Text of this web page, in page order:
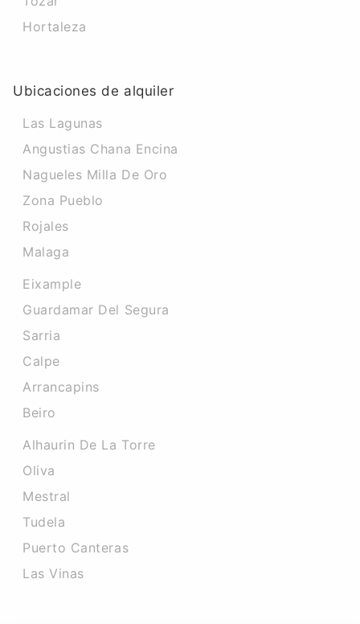
Hortaleza
Ubicaciones de alquiler
Las Lagunas
Angustias Chana Encina
Nagueles Milla De Oro
Zona Pueblo
Rojales
Malaga
Eixample
Guardamar Del Segura
Sarria
Calpe
Arrancapins
Beiro
Alhaurin De La Torre
Oliva
Mestral
Tudela
Puerto Canteras
Las Vinas